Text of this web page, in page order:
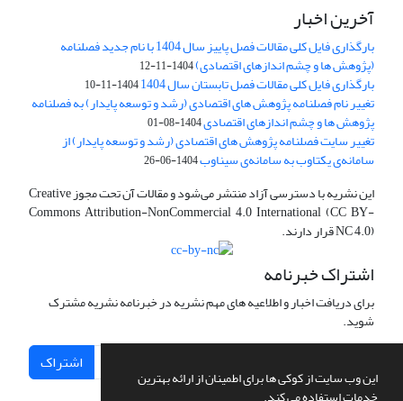
این وب سایت از کوکی ها برای اطمینان از ارائه بهترین
آخرین اخبار
بارگذاری فایل کلی مقالات فصل پاییز سال 1404 با نام جدید فصلنامه
(پژوهش ها و چشم اندازهای اقتصادی)1404-11-12
بارگذاری فایل کلی مقالات فصل تابستان سال 1404 1404-11-10
تغییر نام فصلنامه پژوهش های اقتصادی (رشد و توسعه پایدار) به فصلنامه
پژوهش ها و چشم اندازهای اقتصادی1404-08-01
تغییر سایت فصلنامه پژوهش های اقتصادی (رشد و توسعه پایدار) از
سامانه‌ی یکتاوب به سامانه‌ی سیناوب1404-06-26
این نشریه با دسترسی آزاد منتشر می‌شود و مقالات آن تحت مجوز Creative
Commons Attribution-NonCommercial 4.0 International (CC BY-
NC 4.0) قرار دارند.
اشتراک خبرنامه
برای دریافت اخبار و اطلاعیه های مهم نشریه در خبرنامه نشریه مشترک
شوید.
اشتراک